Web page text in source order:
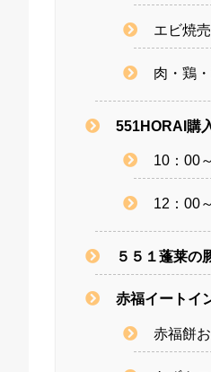
エビ焼売
肉・鶏
551HORAI購
10：00
12：00
５５１蓬莱の
赤福イートイ
赤福餅